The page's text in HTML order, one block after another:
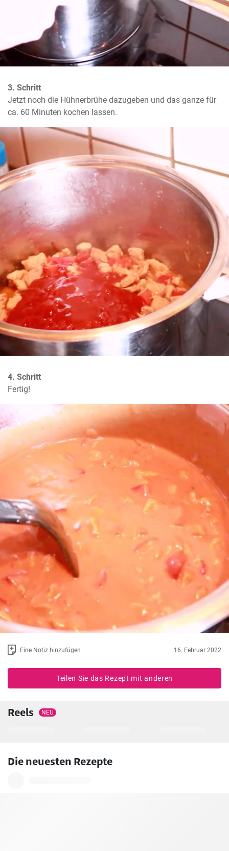
3. Schritt
Jetzt noch die Hühnerbrühe dazugeben und das ganze für
ca. 60 Minuten kochen lassen.
4. Schritt
Fertig!
Eine Notiz hinzufügen 16. Februar 2022
Teilen Sie das Rezept mit anderen
Reels NEU
Die neuesten Rezepte